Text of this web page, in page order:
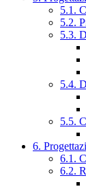
5.1.
5.2.
5.3.
5.4.
5.5.
6.
6.1.
6.2.